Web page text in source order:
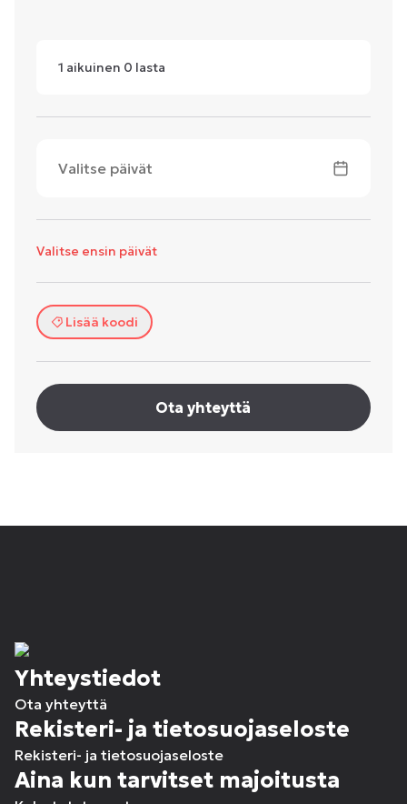
1 aikuinen 0 lasta
Valitse päivät
Valitse ensin päivät
Lisää koodi
Ota yhteyttä
Yhteystiedot
Ota yhteyttä
Rekisteri- ja tietosuojaseloste
Rekisteri- ja tietosuojaseloste
Aina kun tarvitset majoitusta